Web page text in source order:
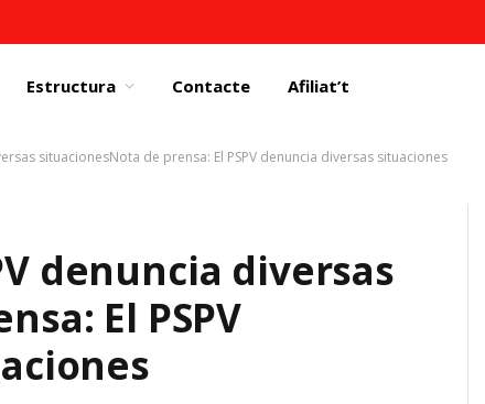
Estructura Contacte Afiliat’t
situacionesNota de prensa: El PSPV denuncia diversas situaciones
denuncia diversas
El PSPV